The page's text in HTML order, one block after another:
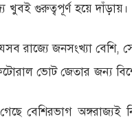
খুবই গুরুত্বপূর্ণ হয়ে
রাজ্যে জনসংখ্যা বেশি,
ভোট জেতার জন্য বিশেষ
বেশিরভাগ